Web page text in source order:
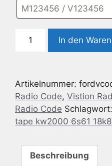
Code
Visteon
Ford
5000C
Tape
KW2000
In den
Artikelnummer:
Radio Code, Vistion
Radio Code Schlagwort:
tape kw2000 6s61
Beschreibung